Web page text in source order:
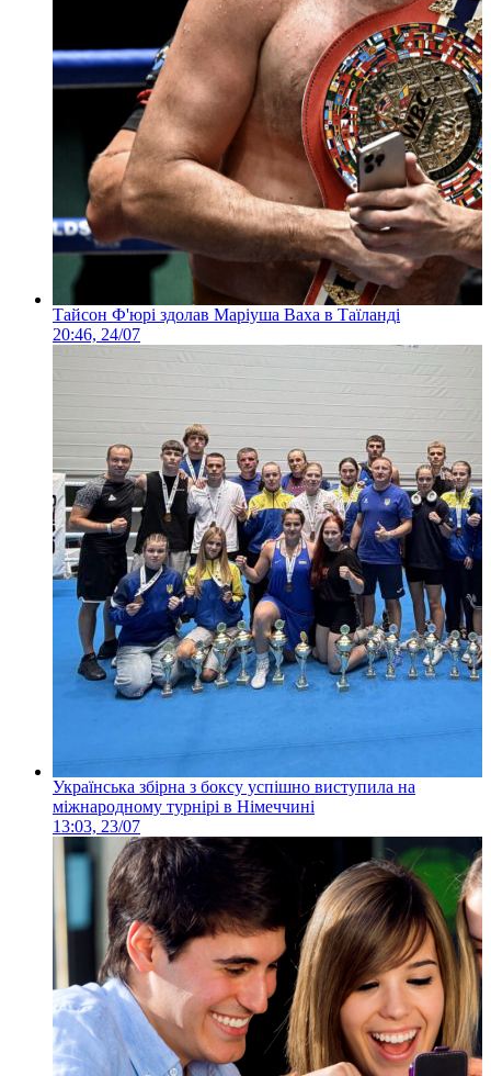
Тайсон Ф'юрі здолав Маріуша Ваха в Таїланді
20:46, 24/07
Українська збірна з боксу успішно виступила на
міжнародному турнірі в Німеччині
13:03, 23/07